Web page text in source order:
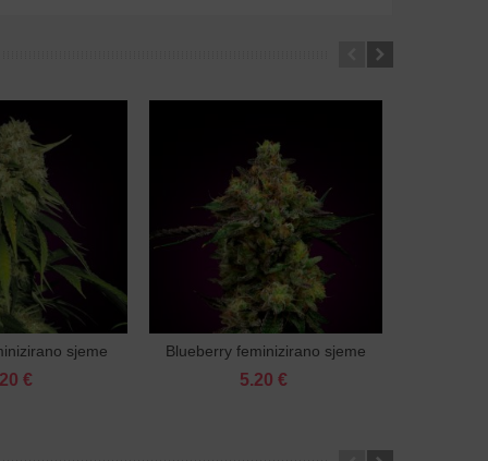
u košaricusjeme
€
Dodaj u košaricu
Blueberry feminizirano sjeme
5.20 €